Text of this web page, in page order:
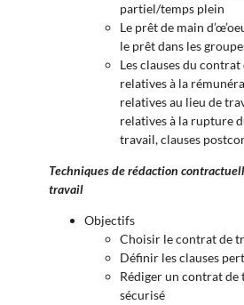
partiel/temps plein
Le prêt de main
le prêt dans les
Les clauses du
relatives à la
relatives au lieu de
relatives à la rupture
travail, clauses
Techniques de rédaction
travail
Objectifs
Choisir le contrat de
Définir les clauses
Rédiger un contrat de
sécurisé